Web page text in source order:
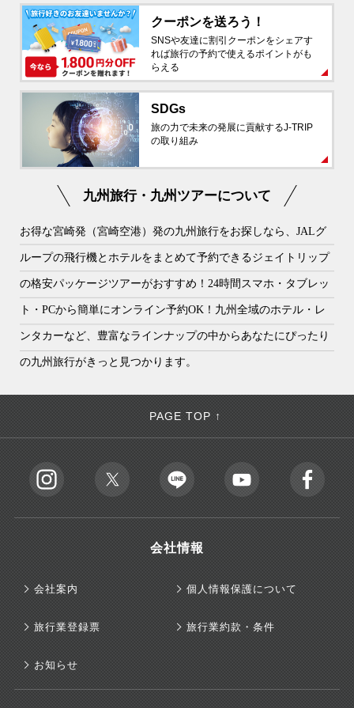
クーポンを送ろう！
SNSや友達に割引クーポンをシェアす
れば旅行の予約で使えるポイントがも
らえる
SDGs
旅の力で未来の発展に貢献するJ-TRIP
の取り組み
九州旅行・九州ツアーについて
お得な宮崎発（宮崎空港）発の九州旅行をお探しなら、JALグ
ループの飛行機とホテルをまとめて予約できるジェイトリップ
の格安パッケージツアーがおすすめ！24時間スマホ・タブレッ
ト・PCから簡単にオンライン予約OK！九州全域のホテル・レ
ンタカーなど、豊富なラインナップの中からあなたにぴったり
の九州旅行がきっと見つかります。
PAGE TOP ↑
会社情報
会社案内 個人情報保護について
旅行業登録票 旅行業約款・条件
お知らせ